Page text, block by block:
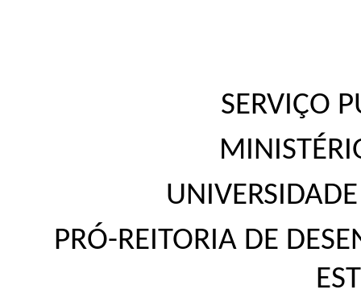
SERVIÇO
PRÓ-REITORIA DE